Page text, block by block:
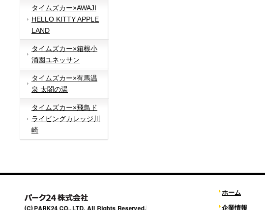
タイムズカー×AWAJI
HELLO KITTY APPLE
LAND
タイムズカー×箱根小
涌園ユネッサン
タイムズカー×有馬温
泉 太閤の湯
タイムズカー×飛鳥ド
ライビングカレッジ川
崎
ホーム
企業情報